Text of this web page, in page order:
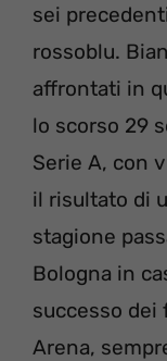
sei
rossoblu.
affrontati in
lo scorso 29
Serie A, con
il risultato di
stagione
Bologna in
successo dei
Arena,